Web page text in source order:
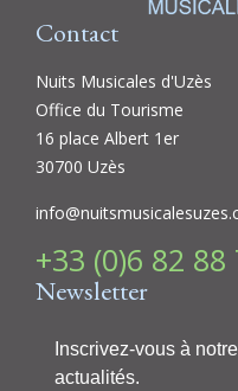
Contact
Nuits Musicales d'Uzès
Office du Tourisme
16 place Albert 1er
30700 Uzès
+33 (0)6 82 88
Newsletter
Inscrivez-vous à
actualités.